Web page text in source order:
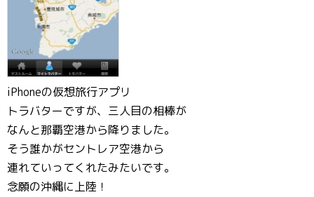
iPhoneの仮想旅行アプリ
トラバターですが、三人目の相棒が
なんと那覇空港から降りました。
そう誰かがセントレア空港から
連れていってくれたみたいです。
念願の沖縄に上陸！